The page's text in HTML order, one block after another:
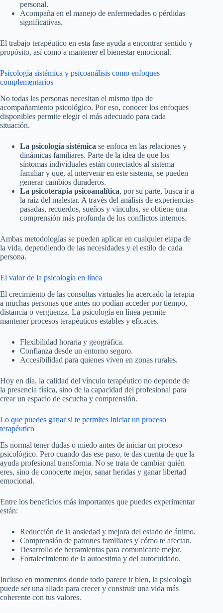
personal.
Acompaña en el manejo de enfermedades o pérdidas
significativas.
El trabajo terapéutico en esta fase ayuda a encontrar sentido y
propósito, así como a mantener el bienestar emocional.
Psicología sistémica y psicoanálisis como enfoques
complementarios
No todas las personas necesitan el mismo tipo de
acompañamiento psicológico. Por eso, conocer los enfoques
disponibles permite elegir el más adecuado para cada
situación.
La psicología sistémica se enfoca en las relaciones y
dinámicas familiares. Parte de la idea de que los
síntomas individuales están conectados al sistema
familiar y que, al intervenir en este sistema, se pueden
generar cambios duraderos.
La psicoterapia psicoanalítica, por su parte, busca ir a
la raíz del malestar. A través del análisis de experiencias
pasadas, recuerdos, sueños y vínculos, se obtiene una
comprensión más profunda de los conflictos internos.
Ambas metodologías se pueden aplicar en cualquier etapa de
la vida, dependiendo de las necesidades y el estilo de cada
persona.
El valor de la psicología en línea
El crecimiento de las consultas virtuales ha acercado la terapia
a muchas personas que antes no podían acceder por tiempo,
distancia o vergüenza. La psicología en línea permite
mantener procesos terapéuticos estables y eficaces.
Flexibilidad horaria y geográfica.
Confianza desde un entorno seguro.
Accesibilidad para quienes viven en zonas rurales.
Hoy en día, la calidad del vínculo terapéutico no depende de
la presencia física, sino de la capacidad del profesional para
crear un espacio de escucha y comprensión.
Lo que puedes ganar si te permites iniciar un proceso
terapéutico
Es normal tener dudas o miedo antes de iniciar un proceso
psicológico. Pero cuando das ese paso, te das cuenta de que la
ayuda profesional transforma. No se trata de cambiar quién
eres, sino de conocerte mejor, sanar heridas y ganar libertad
emocional.
Entre los beneficios más importantes que puedes experimentar
están:
Reducción de la ansiedad y mejora del estado de ánimo.
Comprensión de patrones familiares y cómo te afectan.
Desarrollo de herramientas para comunicarte mejor.
Fortalecimiento de la autoestima y del autocuidado.
Incluso en momentos donde todo parece ir bien, la psicología
puede ser una aliada para crecer y construir una vida más
coherente con tus valores.